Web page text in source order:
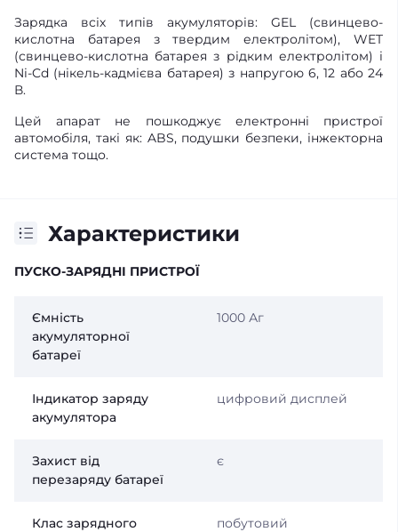
Зарядка всіх типів акумуляторів: GEL (свинцево-
кислотна батарея з твердим електролітом), WET
(свинцево-кислотна батарея з рідким електролітом) і
Ni-Cd (нікель-кадмієва батарея) з напругою 6, 12 або 24
В.
Цей апарат не пошкоджує електронні пристрої
автомобіля, такі як: ABS, подушки безпеки, інжекторна
система тощо.
Характеристики
ПУСКО-ЗАРЯДНІ ПРИСТРОЇ
Ємність
акумуляторної
батареї
1000 Аг
Індикатор заряду
акумулятора
цифровий дисплей
Захист від
перезаряду батареї
є
Клас зарядного
побутовий